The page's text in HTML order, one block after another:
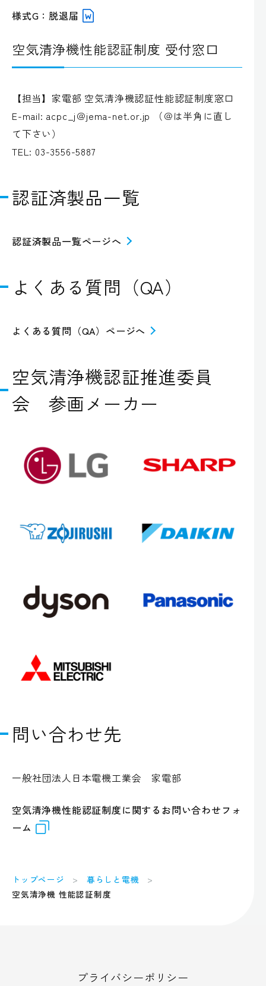
様式G：脱退届
空気清浄機性能認証制度 受付窓口
【担当】家電部 空気清浄機認証性能認証制度窓口
E-mail: acpc_j＠jema-net.or.jp （＠は半角に直し
て下さい）
TEL: 03-3556-5887
認証済製品一覧
認証済製品一覧ページへ
よくある質問（QA）
よくある質問（QA）ページへ
空気清浄機認証推進委員
会 参画メーカー
問い合わせ先
一般社団法人日本電機工業会 家電部
空気清浄機性能認証制度に関するお問い合わせフォ
ーム
トップページ
暮らしと電機
空気清浄機 性能認証制度
プライバシーポリシー